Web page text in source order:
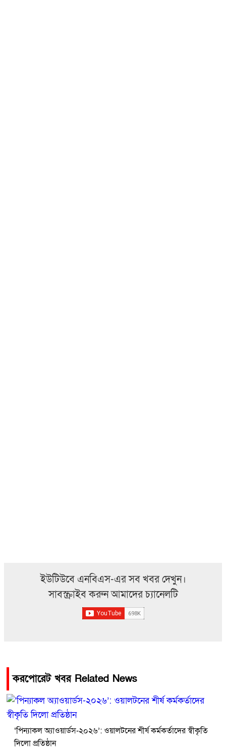
ইউটিউবে এনবিএস-এর সব খবর দেখুন।
সাবস্ক্রাইব করুন আমাদের চ্যানেলটি
করপোরেট খবর Related News
‘পিন্যাকল অ্যাওয়ার্ডস-২০২৬’: ওয়ালটনের শীর্ষ কর্মকর্তাদের স্বীকৃতি
দিলো প্রতিষ্ঠান